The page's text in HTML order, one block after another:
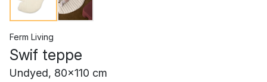
Ferm Living
Swif teppe
Undyed, 80x110 cm